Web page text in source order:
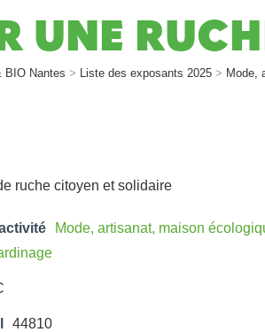
UNE
BIO Nantes > Liste des exposants 2025 > Mode,
ruche citoyen et solidaire
Mode, artisanat, maison
44810